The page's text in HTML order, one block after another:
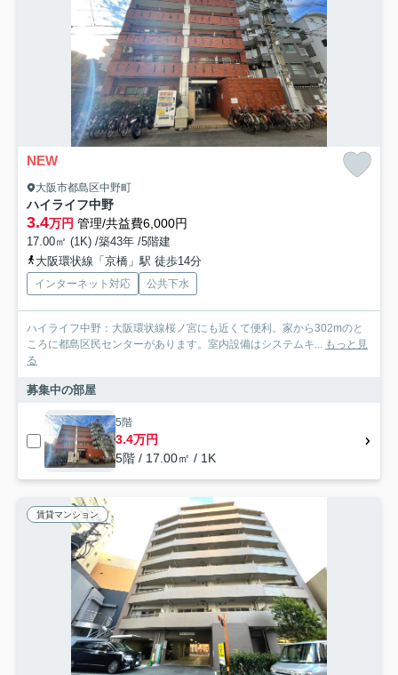
NEW
大阪市都島区中野町
ハイライフ中野
3.4万円 管理/共益費6,000円
17.00㎡ (1K) /築43年 /5階建
大阪環状線「京橋」駅 徒歩14分
インターネット対応 公共下水
ハイライフ中野：大阪環状線桜ノ宮にも近くて便利。家から302mのと
ころに都島区民センターがあります。室内設備はシステムキ... もっと見
る
募集中の部屋
5階
3.4万円
5階 / 17.00㎡ / 1K
賃貸マンション